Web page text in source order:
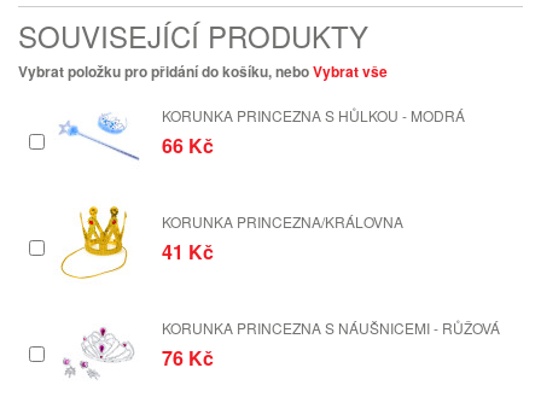
SOUVISEJÍCÍ PRODUKTY
Vybrat položku pro přidání do košíku, neboVybrat vše
KORUNKA PRINCEZNA S HŮLKOU - MODRÁ
66 Kč
KORUNKA PRINCEZNA/KRÁLOVNA
41 Kč
KORUNKA PRINCEZNA S NÁUŠNICEMI - RŮŽOVÁ
76 Kč